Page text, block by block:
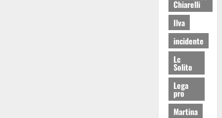
Chiarelli
Ilva
incidente
Lc
Solito
Lega
pro
Martina